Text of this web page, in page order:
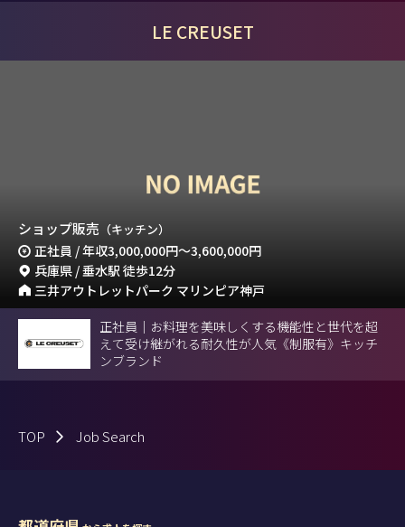
LE CREUSET
ショップ販売 （キッチン）
正社員 / 年収3,000,000円～3,600,000円
兵庫県 / 垂水駅 徒歩12分
三井アウトレットパーク マリンピア神戸
正社員｜お料理を美味しくする機能性と世代を超
えて受け継がれる耐久性が人気《制服有》キッチ
ンブランド
TOP Job Search